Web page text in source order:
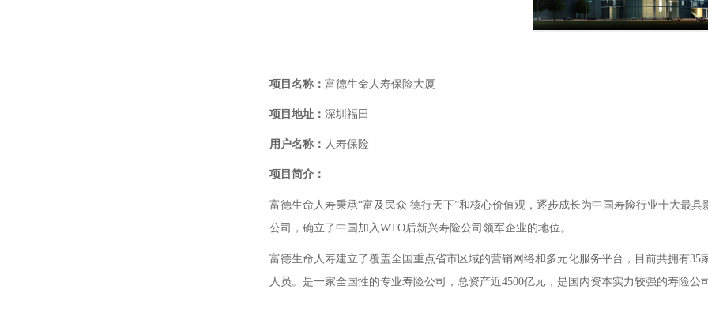
项目名称： 富德生命人寿保险大厦
项目地址： 深圳福田
用户名称： 人寿保险
项目简介：
富德生命人寿秉承“富及民众 德行天下”和核心价值观，逐步成长为中国寿险行业十大最
公司，确立了中国加入WTO后新兴寿险公司领军企业的地位。
富德生命人寿建立了覆盖全国重点省市区域的营销网络和多元化服务平台，目前共拥有
人员。是一家全国性的专业寿险公司，总资产近4500亿元，是国内资本实力较强的寿险公